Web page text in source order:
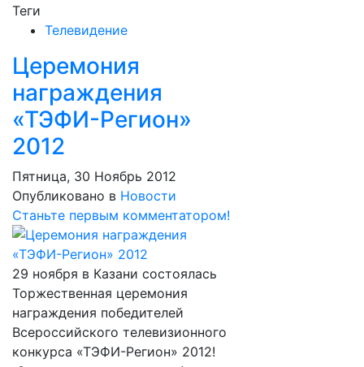
Теги
Телевидение
Церемония
награждения
«ТЭФИ-Регион»
2012
Пятница, 30 Ноябрь 2012
Опубликовано в Новости
Станьте первым комментатором!
29 ноября в Казани состоялась
Торжественная церемония
награждения победителей
Всероссийского телевизионного
конкурса «ТЭФИ-Регион» 2012!